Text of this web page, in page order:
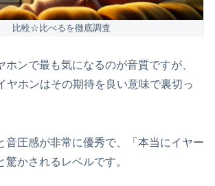
比較☆比べるを徹底調査
ホンで最も気になるのが音質ですが、
ヤホンはその期待を良い意味で裏切っ
音圧感が非常に優秀で、「本当にイヤー
驚かされるレベルです。